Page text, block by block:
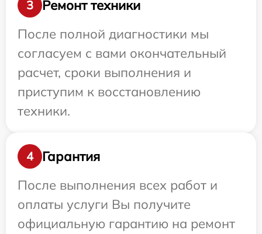
3
Ремонт техники
После полной диагностики мы
согласуем с вами окончательный
расчет, сроки выполнения и
приступим к восстановлению
техники.
4
Гарантия
После выполнения всех работ и
оплаты услуги Вы получите
официальную гарантию на ремонт